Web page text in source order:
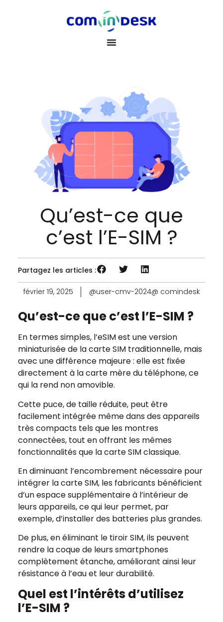
Qu’est-ce que
c’est l’E-SIM ?
Partagez les articles :
février 19, 2025 @user-cmv-2024@ comindesk
Qu’est-ce que c’est l’E-SIM ?
En termes simples, l’eSIM est une version
miniaturisée de la carte SIM traditionnelle, mais
avec une différence majeure : elle est fixée
directement à la carte mère du téléphone, ce
qui la rend non amovible.
Cette puce, de taille réduite, peut être
facilement intégrée même dans des appareils
très compacts tels que les montres
connectées, tout en offrant les mêmes
fonctionnalités que la carte SIM classique.
En diminuant l’encombrement nécessaire pour
intégrer la carte SIM, les fabricants bénéficient
d’un espace supplémentaire à l’intérieur de
leurs appareils, ce qui leur permet, par
exemple, d’installer des batteries plus grandes.
De plus, en éliminant le tiroir SIM, ils peuvent
rendre la coque de leurs smartphones
complètement étanche, améliorant ainsi leur
résistance à l’eau et leur durabilité.
Quel est l’intérêts d’utilisez
l’E-SIM ?